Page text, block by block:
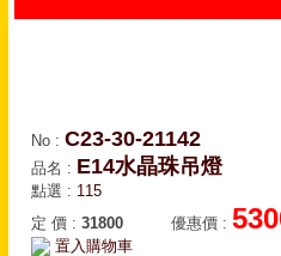
No : C23-30-21142
品名 : E14水晶珠吊燈
點選 : 115
定 價 : 31800 優惠價 :
置入購物車